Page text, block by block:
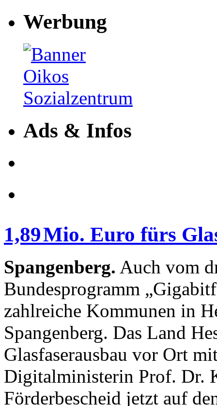
Werbung
Ads & Infos
1,89 Mio. Euro fürs
Spangenberg. Auch vom
Bundesprogramm
zahlreiche Kommunen in
Spangenberg. Das Land
Glasfaserausbau vor Ort
Digitalministerin Prof. Dr.
Förderbescheid jetzt auf